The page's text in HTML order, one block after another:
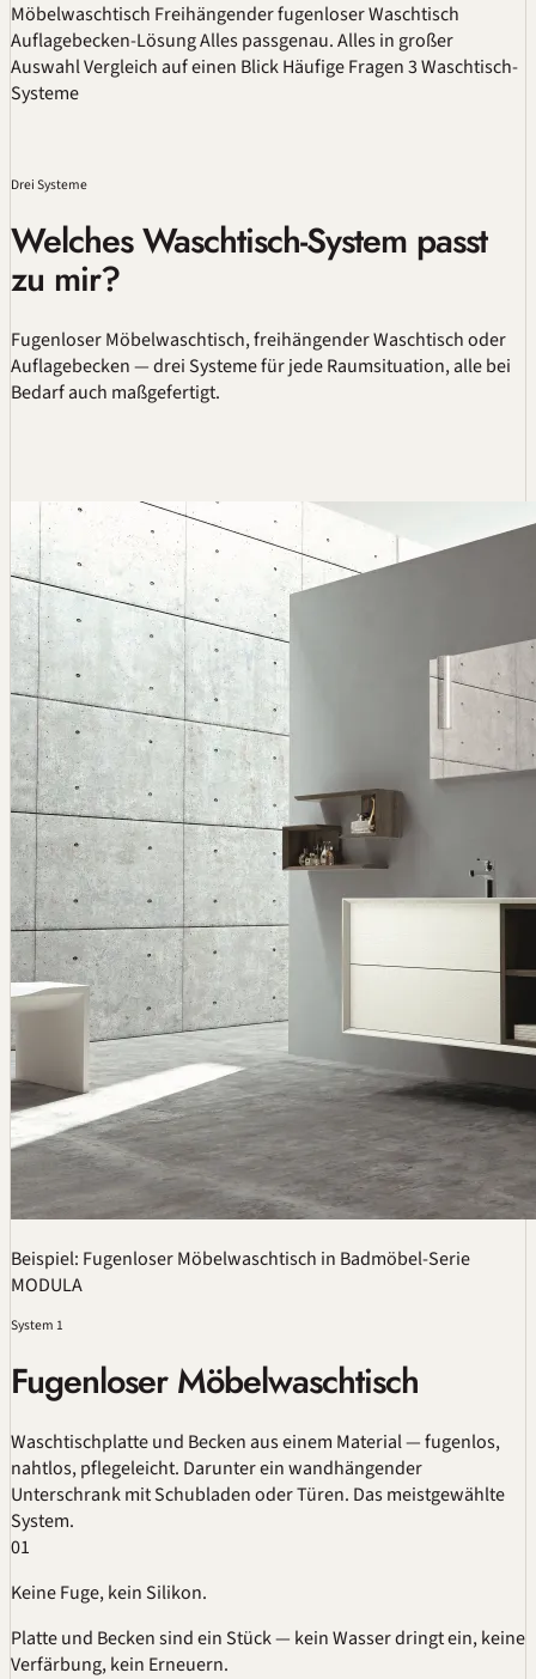
Möbelwaschtisch Freihängender fugenloser Waschtisch
Auflagebecken-LösungAlles passgenau.Alles in großer
AuswahlVergleich auf einen BlickHäufige Fragen3 Waschtisch-
Systeme
Drei Systeme
Welches Waschtisch-System passt
zu mir?
FugenloserMöbelwaschtisch, freihängender Waschtisch oder
Auflagebecken — drei Systeme für jede Raumsituation, alle bei
Bedarf auch maßgefertigt.
Beispiel: Fugenloser Möbelwaschtisch in Badmöbel-Serie
MODULA
System 1
Fugenloser Möbelwaschtisch
Waschtischplatte und Becken aus einem Material —fugenlos,
nahtlos, pflegeleicht. Darunter ein wandhängender
Unterschrank mit Schubladen oder Türen. Das meistgewählte
System.
01
Keine Fuge, kein Silikon.
Platte und Becken sind ein Stück — kein Wasser dringt ein, keine
Verfärbung, kein Erneuern.